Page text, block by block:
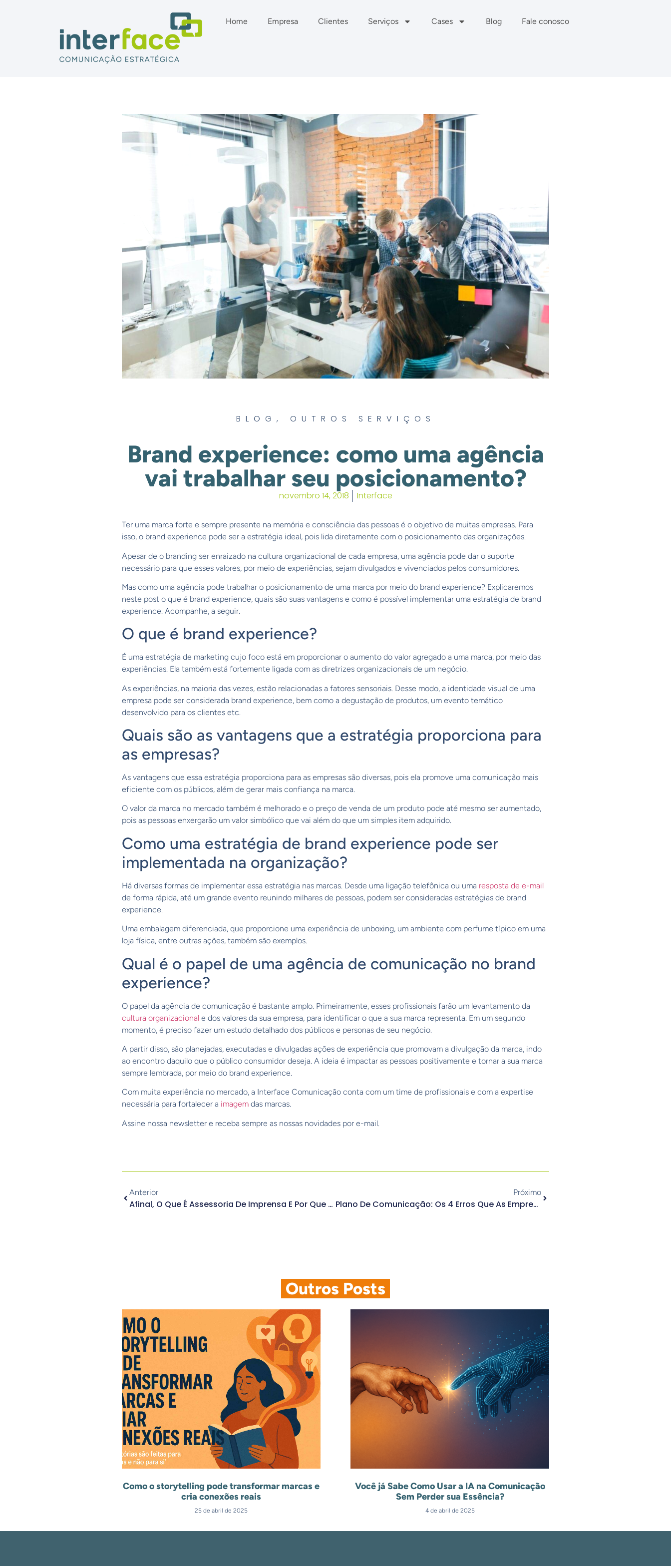
Home Empresa Clientes Serviços Cases Blog Fale conosco
BLOG , OUTROS SERVIÇOS
Brand experience: como uma agência
vai trabalhar seu posicionamento?
novembro 14, 2018 Interface
Ter uma marca forte e sempre presente na memória e consciência das pessoas é o objetivo de muitas empresas. Para
isso, o brand experience pode ser a estratégia ideal, pois lida diretamente com o posicionamento das organizações.
Apesar de o branding ser enraizado na cultura organizacional de cada empresa, uma agência pode dar o suporte
necessário para que esses valores, por meio de experiências, sejam divulgados e vivenciados pelos consumidores.
Mas como uma agência pode trabalhar o posicionamento de uma marca por meio do brand experience? Explicaremos
neste post o que é brand experience, quais são suas vantagens e como é possível implementar uma estratégia de brand
experience. Acompanhe, a seguir.
O que é brand experience?
É uma estratégia de marketing cujo foco está em proporcionar o aumento do valor agregado a uma marca, por meio das
experiências. Ela também está fortemente ligada com as diretrizes organizacionais de um negócio.
As experiências, na maioria das vezes, estão relacionadas a fatores sensoriais. Desse modo, a identidade visual de uma
empresa pode ser considerada brand experience, bem como a degustação de produtos, um evento temático
desenvolvido para os clientes etc.
Quais são as vantagens que a estratégia proporciona para
as empresas?
As vantagens que essa estratégia proporciona para as empresas são diversas, pois ela promove uma comunicação mais
eficiente com os públicos, além de gerar mais confiança na marca.
O valor da marca no mercado também é melhorado e o preço de venda de um produto pode até mesmo ser aumentado,
pois as pessoas enxergarão um valor simbólico que vai além do que um simples item adquirido.
Como uma estratégia de brand experience pode ser
implementada na organização?
Há diversas formas de implementar essa estratégia nas marcas. Desde uma ligação telefônica ou uma resposta de e-mail
de forma rápida, até um grande evento reunindo milhares de pessoas, podem ser consideradas estratégias de brand
experience.
Uma embalagem diferenciada, que proporcione uma experiência de unboxing, um ambiente com perfume típico em uma
loja física, entre outras ações, também são exemplos.
Qual é o papel de uma agência de comunicação no brand
experience?
O papel da agência de comunicação é bastante amplo. Primeiramente, esses profissionais farão um levantamento da
cultura organizacional e dos valores da sua empresa, para identificar o que a sua marca representa. Em um segundo
momento, é preciso fazer um estudo detalhado dos públicos e personas de seu negócio.
A partir disso, são planejadas, executadas e divulgadas ações de experiência que promovam a divulgação da marca, indo
ao encontro daquilo que o público consumidor deseja. A ideia é impactar as pessoas positivamente e tornar a sua marca
sempre lembrada, por meio do brand experience.
Com muita experiência no mercado, a Interface Comunicação conta com um time de profissionais e com a expertise
necessária para fortalecer a imagem das marcas.
Assine nossa newsletter e receba sempre as nossas novidades por e-mail.
Anterior
Afinal, O Que É Assessoria De Imprensa E Por Que Você Deve Contratar?
Próximo
Plano De Comunicação: Os 4 Erros Que As Empresas Mais Cometem
Outros Posts
Como o storytelling pode transformar marcas e
cria conexões reais
25 de abril de 2025
Você já Sabe Como Usar a IA na Comunicação
Sem Perder sua Essência?
4 de abril de 2025